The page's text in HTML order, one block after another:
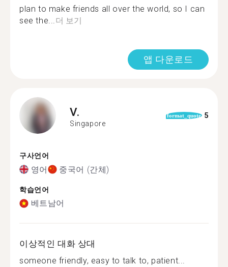
plan to make friends all over the world, so I can
see the...더 보기
앱 다운로드
V.
Singapore
format_quote 5
구사언어
영어 중국어 (간체)
학습언어
베트남어
이상적인 대화 상대
someone friendly, easy to talk to, patient...